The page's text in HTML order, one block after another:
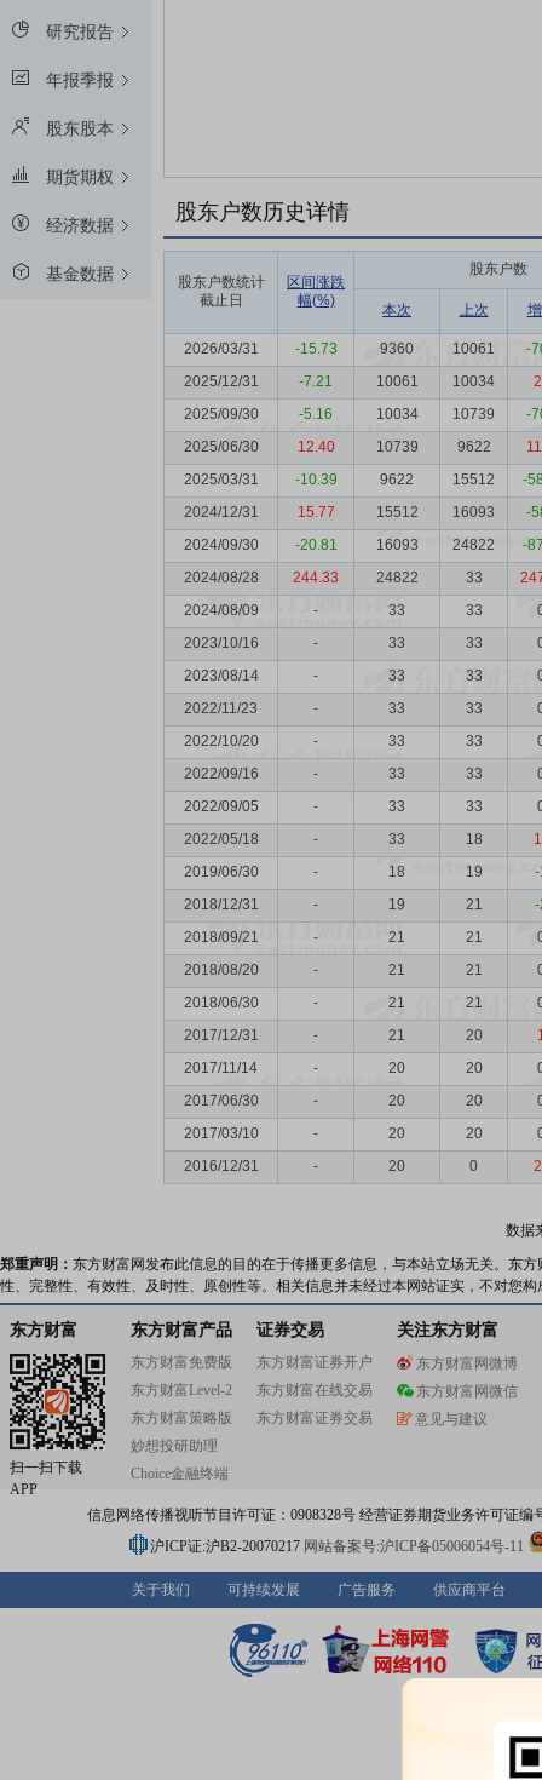
研究报告
年报季报
股东股本
期货期权
经济数据
基金数据
股东户数历史详情
股东户数统计
截止日
区间涨跌
幅(%)
股东户数
本次 上次
2026/03/31 -15.73 9360 10061
-
2025/12/31
-7.21 10061 10034
2025/09/30
-5.16 10034 10739
-
2025/06/30
12.40 10739 9622
2025/03/31
-10.39 9622 15512
-
2024/12/31
15.77 15512 16093
-
2024/09/30
-20.81 16093 24822
-
2024/08/28
244.33 24822 33
2024/08/09
- 33 33
2023/10/16
- 33 33
2023/08/14
- 33 33
2022/11/23
- 33 33
2022/10/20
- 33 33
2022/09/16
- 33 33
2022/09/05
- 33 33
2022/05/18
- 33 18
2019/06/30
- 18 19
2018/12/31
- 19 21
2018/09/21
- 21 21
2018/08/20
- 21 21
2018/06/30
- 21 21
2017/12/31
- 21 20
2017/11/14
- 20 20
2017/06/30
- 20 20
2017/03/10
- 20 20
2016/12/31
- 20 0
数据
郑重声明： 东方财富网发布此信息的目的在于传播更多信息，与本站立场无关。东
性、完整性、有效性、及时性、原创性等。相关信息并未经过本网站证实，不对您
东方财富
扫一扫下载
APP
东方财富产品
东方财富免费版
东方财富Level-2
东方财富策略版
妙想投研助理
Choice金融终端
证券交易
东方财富证券开户
东方财富在线交易
东方财富证券交易
关注东方财富
东方财富网微博
东方财富网微信
意见与建议
信息网络传播视听节目许可证：0908328号 经营证券期货业务许可证编
沪ICP证:沪B2-20070217 网站备案号:沪ICP备05006054号-11
关于我们 可持续发展 广告服务 供应商平台